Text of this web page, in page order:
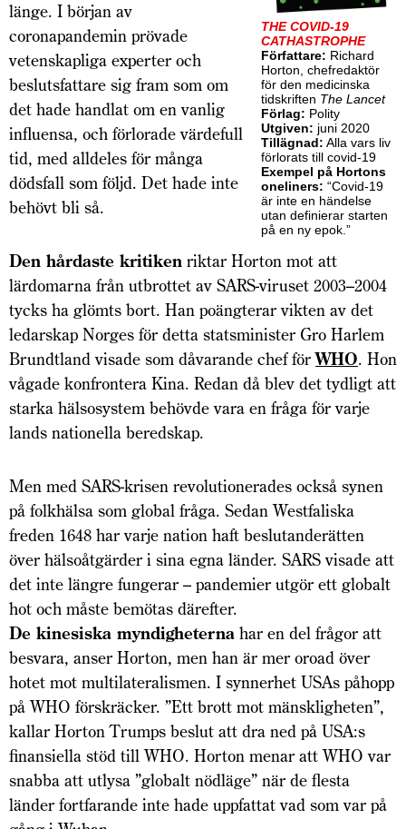
THE COVID-19
CATHASTROPHE
Författare: Richard
Horton, chefredaktör
för den medicinska
tidskriften The Lancet
Förlag: Polity
Utgiven: juni 2020
Tillägnad: Alla vars liv
förlorats till covid-19
Exempel på Hortons
oneliners: “Covid-19
är inte en händelse
utan definierar starten
på en ny epok.”
länge. I början av
coronapandemin prövade
vetenskapliga experter och
beslutsfattare sig fram som om
det hade handlat om en vanlig
influensa, och förlorade värdefull
tid, med alldeles för många
dödsfall som följd. Det hade inte
behövt bli så.
Den hårdaste kritiken riktar Horton mot att
lärdomarna från utbrottet av SARS-viruset 2003–2004
tycks ha glömts bort. Han poängterar vikten av det
ledarskap Norges för detta statsminister Gro Harlem
Brundtland visade som dåvarande chef förWHO. Hon
vågade konfrontera Kina. Redan då blev det tydligt att
starka hälsosystem behövde vara en fråga för varje
lands nationella beredskap.
Men med SARS-krisen revolutionerades också synen
på folkhälsa som global fråga. Sedan Westfaliska
freden 1648 har varje nation haft beslutanderätten
över hälsoåtgärder i sina egna länder. SARS visade att
det inte längre fungerar – pandemier utgör ett globalt
hot och måste bemötas därefter.
De kinesiska myndigheterna har en del frågor att
besvara, anser Horton, men han är mer oroad över
hotet mot multilateralismen. I synnerhet USAs påhopp
på WHO förskräcker. ”Ett brott mot mänskligheten”,
kallar Horton Trumps beslut att dra ned på USA:s
finansiella stöd till WHO. Horton menar att WHO var
snabba att utlysa ”globalt nödläge” när de flesta
länder fortfarande inte hade uppfattat vad som var på